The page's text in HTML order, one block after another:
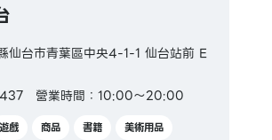
台市青葉區中央4-1-1 仙台站前 E
營業時間：10:00～20:00
遊戲 商品 書籍
美術用品